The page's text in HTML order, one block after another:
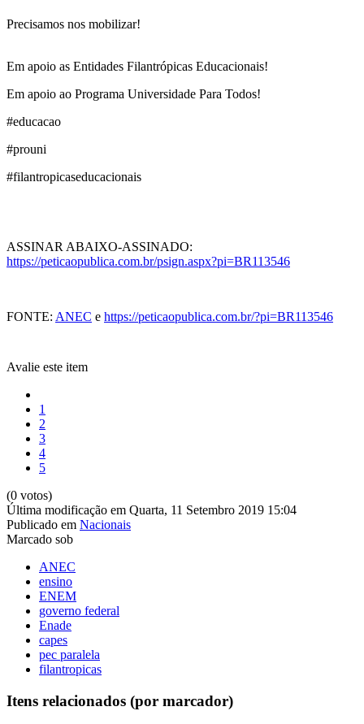
Precisamos nos mobilizar!
Em apoio as Entidades Filantrópicas Educacionais!
Em apoio ao Programa Universidade Para Todos!
#educacao
#prouni
#filantropicaseducacionais
ASSINAR ABAIXO-ASSINADO:
https://peticaopublica.com.br/psign.aspx?pi=BR113546
FONTE: ANEC e https://peticaopublica.com.br/?pi=BR113546
Avalie este item
1
2
3
4
5
(0 votos)
Última modificação em Quarta, 11 Setembro 2019 15:04
Publicado em Nacionais
Marcado sob
ANEC
ensino
ENEM
governo federal
Enade
capes
pec paralela
filantropicas
Itens relacionados (por marcador)